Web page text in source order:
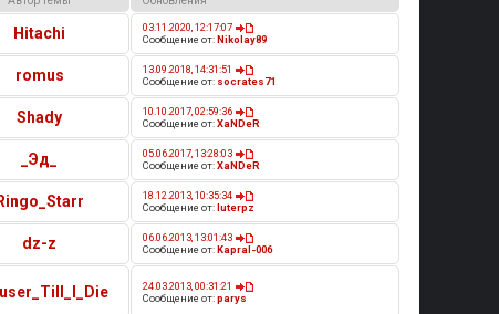
Hitachi
03.11.2020, 12:17:07
Сообщение от:Nikolay89
romus
13.09.2018, 14:31:51
Сообщение от: socrates71
Shady
10.10.2017, 02:59:36
Сообщение от:XaNDeR
_Эд_
05.06.2017, 13:28:03
Сообщение от:XaNDeR
Ringo_Starr
18.12.2013, 10:35:34
Сообщение от:luterpz
dz-z
06.06.2013, 13:01:43
Сообщение от:Kapral-006
24.03.2013, 00:31:21
Сообщение от:parys